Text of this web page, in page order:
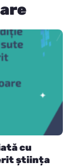
cu
știința